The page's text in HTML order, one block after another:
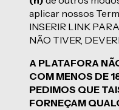
aplicar nossos
INSERIR LINK
NÃO TIVER,
A PLATAFORA
COM MENOS DE
PEDIMOS QUE
FORNEÇAM